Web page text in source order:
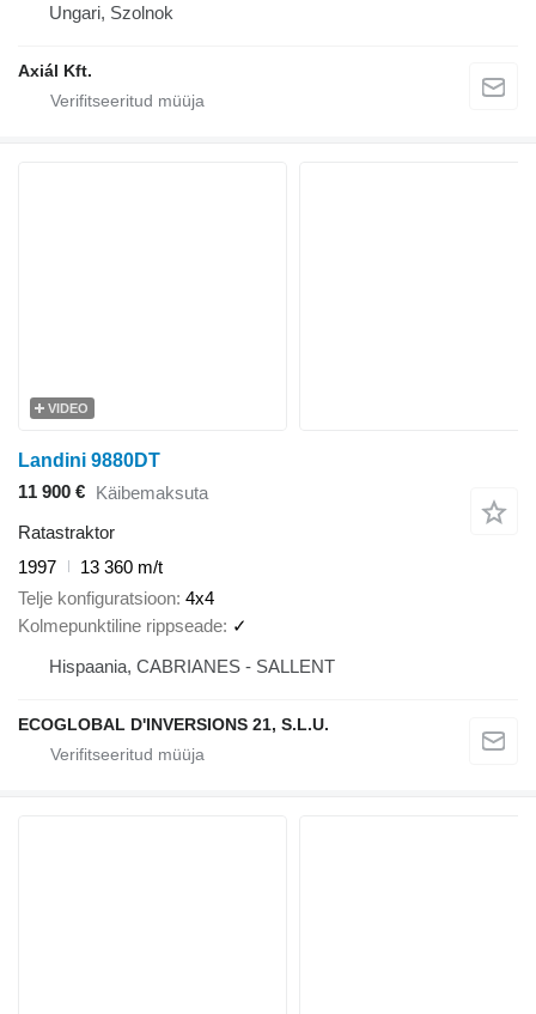
Ungari, Szolnok
Axiál Kft.
VIDEO
Landini 9880DT
11 900 € Käibemaksuta
Ratastraktor
1997
13 360 m/t
Telje konfiguratsioon 4x4
Kolmepunktiline rippseade ✓
Hispaania, CABRIANES - SALLENT
ECOGLOBAL D'INVERSIONS 21, S.L.U.